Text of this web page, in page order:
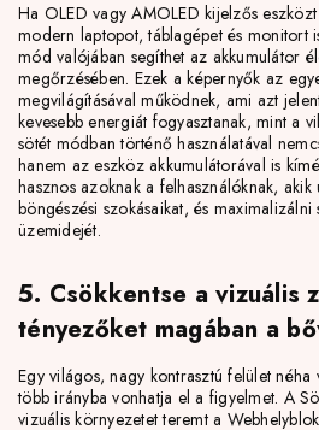
Ha OLED vagy AMOLED kijelzős
modern laptopot, táblagépet és monitort
mód valójában segíthet az akkumulátor
megőrzésében. Ezek a képernyők az
megvilágításával működnek, ami azt
kevesebb energiát fogyasztanak, mint a
sötét módban történő használatával
hanem az eszköz akkumulátorával is
hasznos azoknak a felhasználóknak,
böngészési szokásaikat, és maximalizálni
üzemidejét.
5. Csökkentse a vizuális
tényezőket magában a
Egy világos, nagy kontrasztú felület néha
több irányba vonhatja el a figyelmet. A
vizuális környezetet teremt a